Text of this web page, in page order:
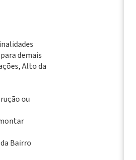
demais
Alto da
ou
Bairro